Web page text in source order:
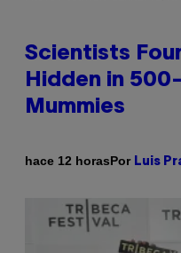
Scientists
Hidden in
Mummies
hace 12 horasPor Luis